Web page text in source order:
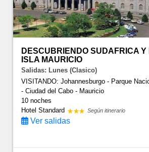
DESCUBRIENDO SUDAFRICA Y
ISLA MAURICIO
Salidas: Lunes (Clasico)
VISITANDO: Johannesburgo - Parque
- Ciudad del Cabo - Mauricio
10 noches
Hotel Standard
Según itinerario
Ver salidas